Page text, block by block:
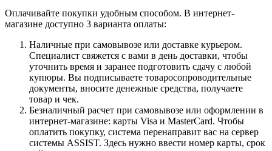
Оплачивайте покупки удобным способом. В интернет-
магазине доступно 3 варианта оплаты:
Наличные при самовывозе или доставке курьером.
Специалист свяжется с вами в день доставки, чтобы
уточнить время и заранее подготовить сдачу с любой
купюры. Вы подписываете товаросопроводительные
документы, вносите денежные средства, получаете
товар и чек.
Безналичный расчет при самовывозе или оформлении в
интернет-магазине: карты Visa и MasterCard. Чтобы
оплатить покупку, система перенаправит вас на сервер
системы ASSIST. Здесь нужно ввести номер карты, срок